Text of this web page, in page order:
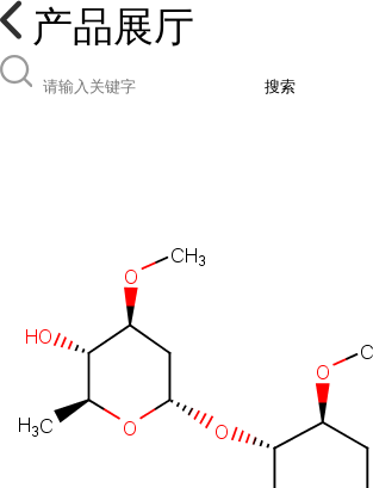
产品展厅
搜索